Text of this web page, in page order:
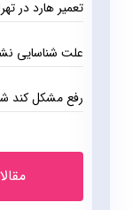
تعمیر هارد در
علت شناسایی
رفع مشکل کند